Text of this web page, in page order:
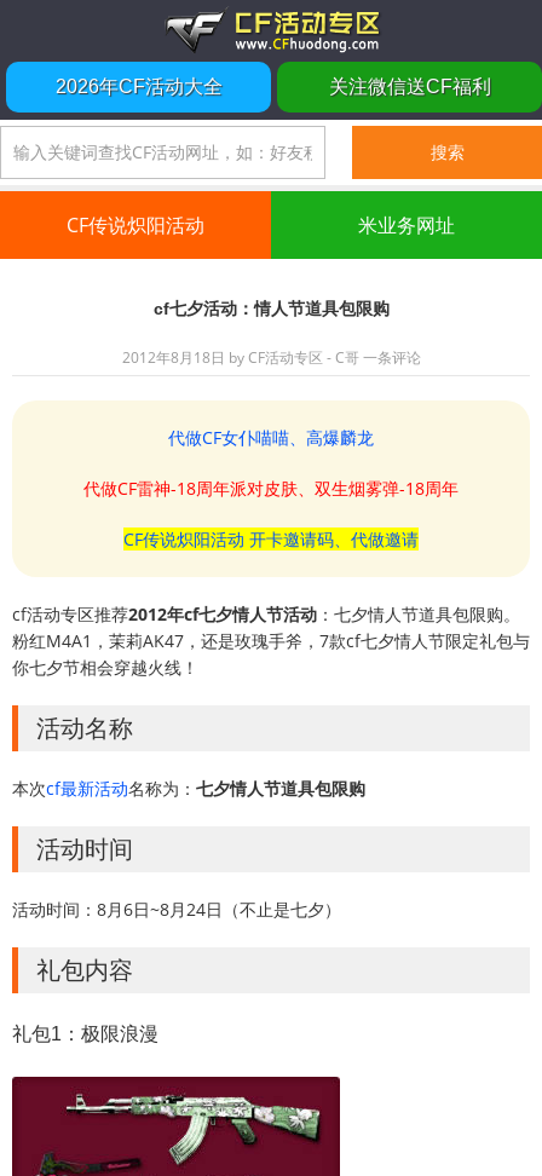
2026年CF活动大全 关注微信送CF福利
CF传说炽阳活动 米业务网址
cf七夕活动：情人节道具包限购
2012年8月18日 byCF活动专区 - C哥 一条评论
代做CF女仆喵喵、高爆麟龙
代做CF雷神-18周年派对皮肤、双生烟雾弹-18周年
CF传说炽阳活动 开卡邀请码、代做邀请
cf活动专区推荐2012年cf七夕情人节活动 ：七夕情人节道具包限购。
粉红M4A1，茉莉AK47，还是玫瑰手斧，7款cf七夕情人节限定礼包与
你七夕节相会穿越火线！
活动名称
本次cf最新活动名称为： 七夕情人节道具包限购
活动时间
活动时间：8月6日~8月24日（不止是七夕）
礼包内容
礼包1：极限浪漫